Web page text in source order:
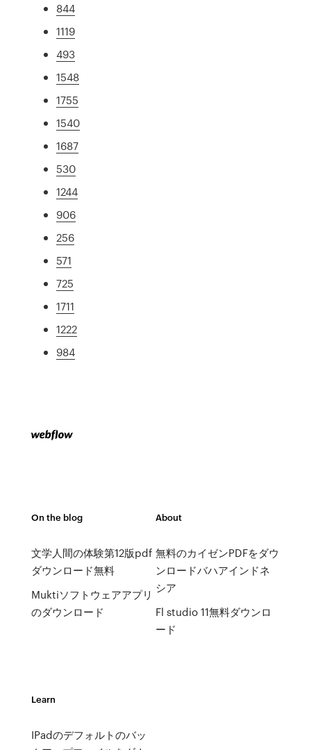
844
1119
493
1548
1755
1540
1687
530
1244
906
256
571
725
1711
1222
984
On the blog
文学人間の体験第12版pdf
ダウンロード無料
Muktiソフトウェアアプリ
のダウンロード
About
無料のカイゼンPDFをダウ
ンロードバハアインドネ
シア
Fl studio 11無料ダウンロ
ード
Learn
IPadのデフォルトのバッ